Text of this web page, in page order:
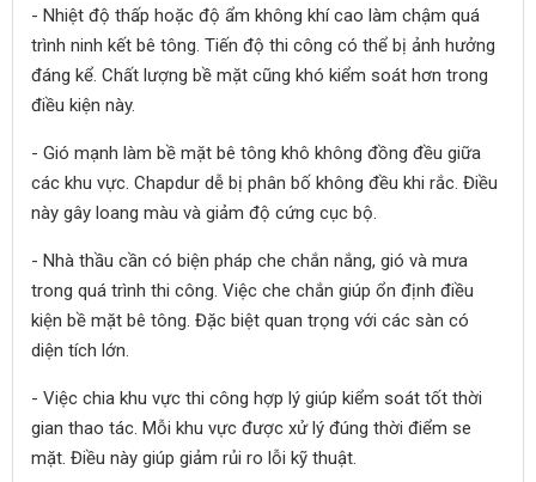
- Nhiệt độ thấp hoặc độ ẩm không khí cao làm chậm quá
trình ninh kết bê tông. Tiến độ thi công có thể bị ảnh hưởng
đáng kể. Chất lượng bề mặt cũng khó kiểm soát hơn trong
điều kiện này.
- Gió mạnh làm bề mặt bê tông khô không đồng đều giữa
các khu vực. Chapdur dễ bị phân bố không đều khi rắc. Điều
này gây loang màu và giảm độ cứng cục bộ.
- Nhà thầu cần có biện pháp che chắn nắng, gió và mưa
trong quá trình thi công. Việc che chắn giúp ổn định điều
kiện bề mặt bê tông. Đặc biệt quan trọng với các sàn có
diện tích lớn.
- Việc chia khu vực thi công hợp lý giúp kiểm soát tốt thời
gian thao tác. Mỗi khu vực được xử lý đúng thời điểm se
mặt. Điều này giúp giảm rủi ro lỗi kỹ thuật.